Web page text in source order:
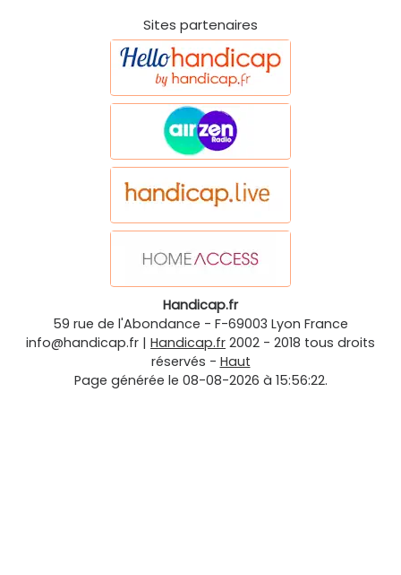
Sites partenaires
Handicap.fr
59 rue de l'Abondance - F-69003 Lyon France
info@handicap.fr | Handicap.fr 2002 - 2018 tous droits
réservés - Haut
Page générée le 08-08-2026 à 15:56:22.